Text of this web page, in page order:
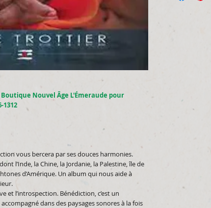
Nouvel Âge L'Émeraude pour
1312
vous bercera par ses douces harmonies.
l’Inde, la Chine, la Jordanie, la Palestine, île de
d’Amérique. Un album qui nous aide à
et l’introspection. Bénédiction, c’est un
dans des paysages sonores à la fois